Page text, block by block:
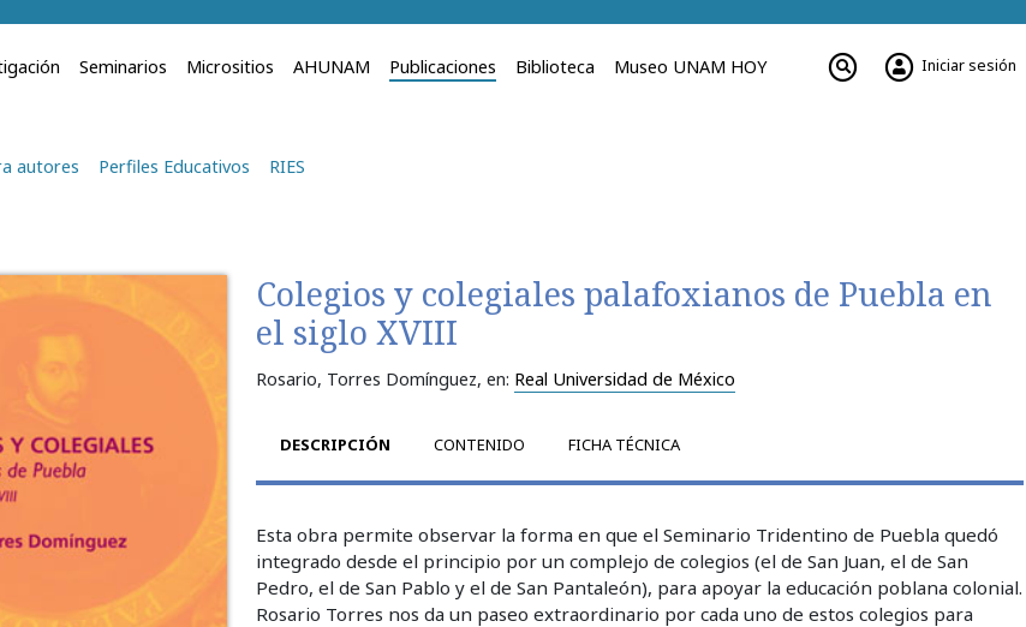
Seminarios Micrositios AHUNAM Publicaciones Biblioteca Museo UNAM HOY Iniciar sesión
autores Perfiles Educativos RIES
Colegios y colegiales palafoxianos de Puebla en
el siglo XVIII
Rosario, Torres Domínguez, en: Real Universidad de México
DESCRIPCIÓN CONTENIDO FICHA TÉCNICA
Esta obra permite observar la forma en que el Seminario Tridentino de Puebla quedó
integrado desde el principio por un complejo de colegios (el de San Juan, el de San
Pedro, el de San Pablo y el de San Pantaleón), para apoyar la educación poblana colonial.
Rosario Torres nos da un paseo extraordinario por cada uno de estos colegios para